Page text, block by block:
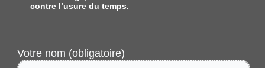
contre l’usure du temps.
Votre nom (obligatoire)